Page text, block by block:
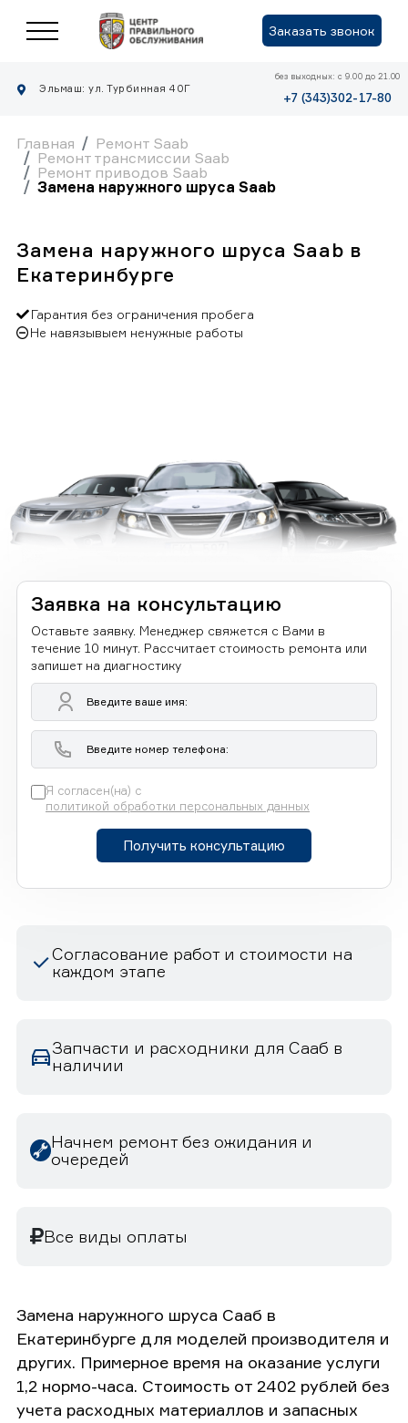
Заказать звонок
Эльмаш: ул. Турбинная 40Г
без выходных: с 9.00 до 21.00
+7 (343)302-17-80
Главная
Ремонт Saab
Ремонт трансмиссии Saab
Ремонт приводов Saab
Замена наружного шруса Saab
Замена наружного шруса Saab в
Екатеринбурге
Гарантия без ограничения пробега
Не навязывыем ненужные работы
Заявка на консультацию
Оставьте заявку. Менеджер свяжется с Вами в
течение 10 минут. Рассчитает стоимость ремонта или
запишет на диагностику
Я согласен(на) с
политикой обработки персональных данных
Получить консультацию
Согласование работ и стоимости на
каждом этапе
Запчасти и расходники для Сааб в
наличии
Начнем ремонт без ожидания и
очередей
Все виды оплаты
Замена наружного шруса Сааб в
Екатеринбурге для моделей производителя и
других. Примерное время на оказание услуги
1,2 нормо-часа. Стоимость от 2402 рублей без
учета расходных материаллов и запасных